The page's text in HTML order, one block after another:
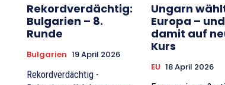
Rekordverdächtig:
Bulgarien – 8.
Runde
Bulgarien 19 April 2026
Rekordverdächtig -
Ungarn
Europa –
damit auf
Kurs
EU 18 April 2026